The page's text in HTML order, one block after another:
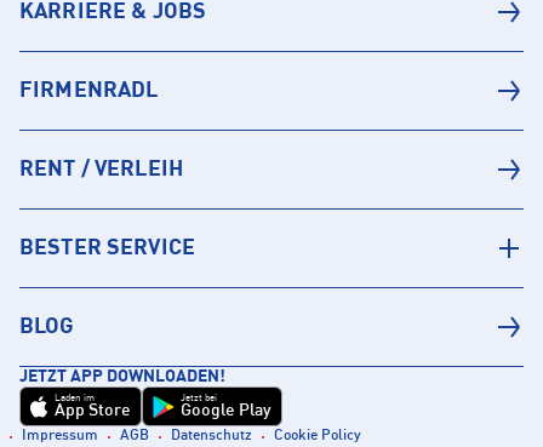
KARRIERE & JOBS
FIRMENRADL
RENT / VERLEIH
BESTER SERVICE
BLOG
JETZT APP DOWNLOADEN!
Laden im
App Store
Jetzt bei
Google Play
Impressum AGB Datenschutz
Cookie Policy